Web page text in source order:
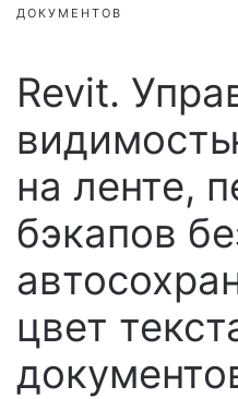
ДОКУМЕНТОВ
Revit.
на ленте,
бэкапов
цвет